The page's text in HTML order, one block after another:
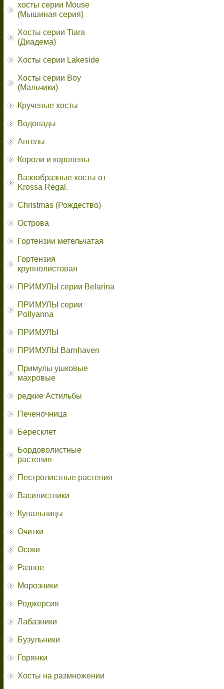
хосты серии Mouse
(Мышиная серия)
Хосты серии Tiara
(Диадема)
Хосты серии Lakeside
Хосты серии Boy
(Мальчики)
Крученые хосты
Водопады
Ангелы
Короли и королевы
Вазообразные хосты от
Krossa Regal.
Christmas (Рождество)
Острова
Гортензии метельчатая
Гортензия
крупнолистовая
ПРИМУЛЫ серии Belarina
ПРИМУЛЫ серии
Pollyanna
ПРИМУЛЫ
ПРИМУЛЫ Barnhaven
Примулы ушковые
махровые
редкие Астильбы
Печеночница
Бересклет
Бордоволистные
растения
Пестролистные растения
Василистники
Купальницы
Очитки
Осоки
Разное
Морозники
Роджерсия
Лабазники
Бузульники
Горянки
Хосты на размножении